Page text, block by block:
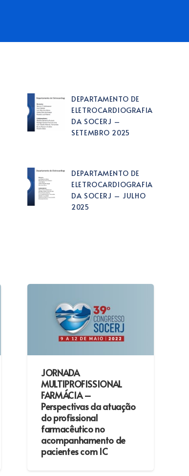
DEPARTAMENTO DE
ELETROCARDIOGRAFIA
DA SOCERJ –
SETEMBRO 2025
DEPARTAMENTO DE
ELETROCARDIOGRAFIA
DA SOCERJ – JULHO
2025
JORNADA
MULTIPROFISSIONAL
FARMÁCIA –
Perspectivas da atuação
do profissional
farmacêutico no
acompanhamento de
pacientes com IC